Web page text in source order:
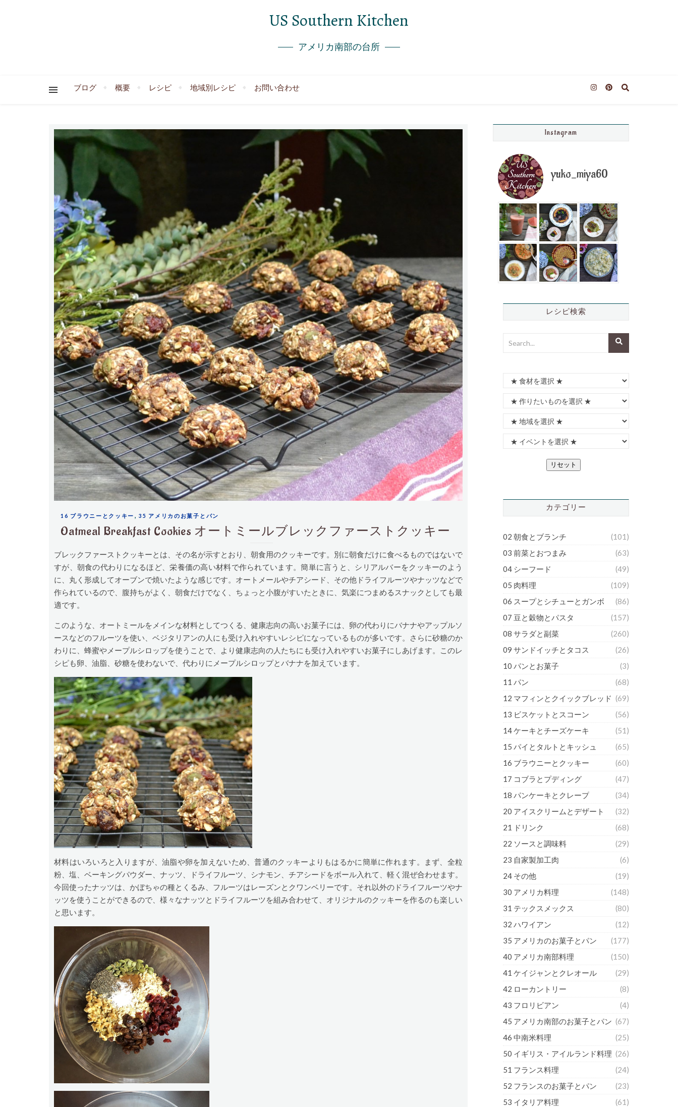
US Southern Kitchen
アメリカ南部の台所
ブログ 概要 レシピ 地域別レシピ お問い合わせ
16 ブラウニーとクッキー ,35 アメリカのお菓子とパン
Oatmeal Breakfast Cookies オートミールブレックファーストクッキー
ブレックファーストクッキーとは、その名が示すとおり、朝食用のクッキーです。別に朝食だけに食べるものではないで
すが、朝食の代わりになるほど、栄養価の高い材料で作られています。簡単に言うと、シリアルバーをクッキーのよう
に、丸く形成してオーブンで焼いたような感じです。オートメールやチアシード、その他ドライフルーツやナッツなどで
作られているので、腹持ちがよく、朝食だけでなく、ちょっと小腹がすいたときに、気楽につまめるスナックとしても最
適です。
このような、オートミールをメインな材料としてつくる、健康志向の高いお菓子には、卵の代わりにバナナやアップルソ
ースなどのフルーツを使い、ベジタリアンの人にも受け入れやすいレシピになっているものが多いです。さらに砂糖のか
わりに、蜂蜜やメープルシロップを使うことで、より健康志向の人たちにも受け入れやすいお菓子にしあげます。このレ
シピも卵、油脂、砂糖を使わないで、代わりにメープルシロップとバナナを加えています。
材料はいろいろと入りますが、油脂や卵を加えないため、普通のクッキーよりもはるかに簡単に作れます。まず、全粒
粉、塩、ベーキングパウダー、ナッツ、ドライフルーツ、シナモン、チアシードをボール入れて、軽く混ぜ合わせます。
今回使ったナッツは、かぼちゃの種とくるみ、フルーツはレーズンとクワンベリーです。それ以外のドライフルーツやナ
ッツを使うことができるので、様々なナッツとドライフルーツを組み合わせて、オリジナルのクッキーを作るのも楽しい
と思います。
Instagram
yuko_miya60
レシピ検索
リセット
カテゴリー
02 朝食とブランチ
(101)
03 前菜とおつまみ
(63)
04 シーフード
(49)
05 肉料理
(109)
06 スープとシチューとガンボ
(86)
07 豆と穀物とパスタ
(157)
08 サラダと副菜
(260)
09 サンドイッチとタコス
(26)
10 パンとお菓子
(3)
11 パン
(68)
12 マフィンとクイックブレッド (69)
13 ビスケットとスコーン
(56)
14 ケーキとチーズケーキ
(51)
15 パイとタルトとキッシュ
(65)
16 ブラウニーとクッキー
(60)
17 コブラとプディング
(47)
18 パンケーキとクレープ
(34)
20 アイスクリームとデザート
(32)
21 ドリンク
(68)
22 ソースと調味料
(29)
23 自家製加工肉
(6)
24 その他
(19)
30 アメリカ料理
(148)
31 テックスメックス
(80)
32 ハワイアン
(12)
35 アメリカのお菓子とパン
(177)
40 アメリカ南部料理
(150)
41 ケイジャンとクレオール
(29)
42 ローカントリー
(8)
43 フロリビアン
(4)
45 アメリカ南部のお菓子とパン (67)
46 中南米料理
(25)
50 イギリス・アイルランド料理 (26)
51 フランス料理
(24)
52 フランスのお菓子とパン
(23)
53 イタリア料理
(61)